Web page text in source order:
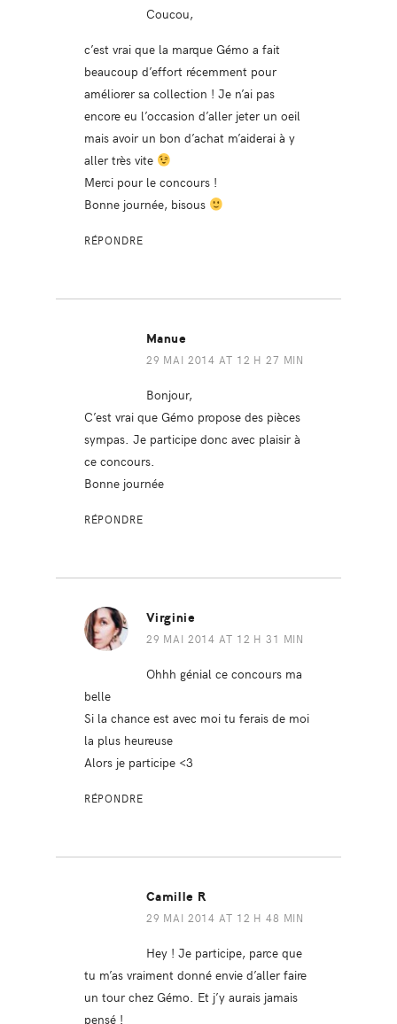
Coucou,
c’est vrai que la marque Gémo a fait
beaucoup d’effort récemment pour
améliorer sa collection ! Je n’ai pas
encore eu l’occasion d’aller jeter un oeil
mais avoir un bon d’achat m’aiderai à y
aller très vite
Merci pour le concours !
Bonne journée, bisous
RÉPONDRE
Manue
29 MAI 2014 AT 12 H 27 MIN
Bonjour,
C’est vrai que Gémo propose des pièces
sympas. Je participe donc avec plaisir à
ce concours.
Bonne journée
RÉPONDRE
Virginie
29 MAI 2014 AT 12 H 31 MIN
Ohhh génial ce concours ma
belle
Si la chance est avec moi tu ferais de moi
la plus heureuse
Alors je participe <3
RÉPONDRE
Camille R
29 MAI 2014 AT 12 H 48 MIN
Hey ! Je participe, parce que
tu m’as vraiment donné envie d’aller faire
un tour chez Gémo. Et j’y aurais jamais
pensé !